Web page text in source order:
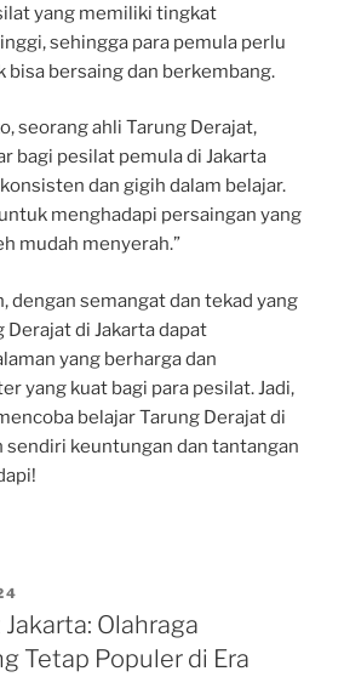
yang memiliki tingkat
sehingga para pemula perlu
bisa bersaing dan berkembang.
seorang ahli Tarung Derajat,
bagi pesilat pemula di Jakarta
dan gigih dalam belajar.
menghadapi persaingan yang
mudah menyerah.”
dengan semangat dan tekad yang
Derajat di Jakarta dapat
yang berharga dan
yang kuat bagi para pesilat. Jadi,
belajar Tarung Derajat di
sendiri keuntungan dan tantangan
Olahraga
Tetap Populer di Era